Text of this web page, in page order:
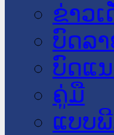
ຂ່າວເ
ບົດລ
ບົດແ
ຄູ່ມື
ແບບ